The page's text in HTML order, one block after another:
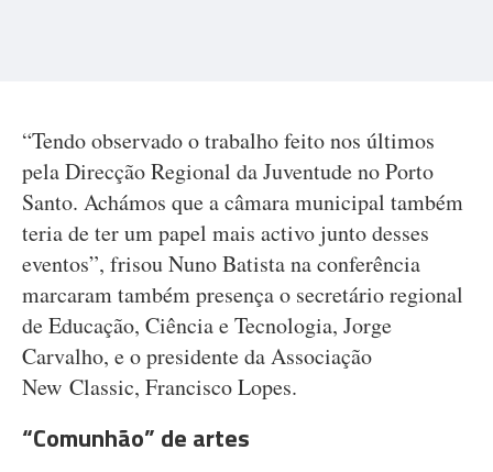
“Tendo observado o trabalho feito nos últimos
pela Direcção Regional da Juventude no Porto
Santo. Achámos que a câmara municipal também
teria de ter um papel mais activo junto desses
eventos”, frisou Nuno Batista na conferência
marcaram também presença o secretário regional
de Educação, Ciência e Tecnologia, Jorge
Carvalho, e o presidente da Associação
New Classic, Francisco Lopes.
“Comunhão” de artes